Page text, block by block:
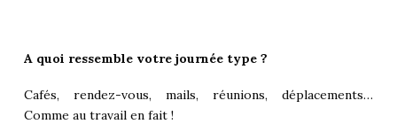
A quoi ressemble votre journée type ?
Cafés, rendez-vous, mails, réunions, déplacements…
Comme au travail en fait !